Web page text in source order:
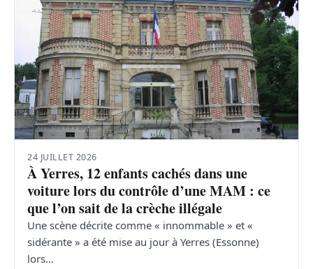
24 JUILLET 2026
À Yerres, 12 enfants cachés dans une
voiture lors du contrôle d’une MAM : ce
que l’on sait de la crèche illégale
Une scène décrite comme « innommable » et «
sidérante » a été mise au jour à Yerres (Essonne)
lors…